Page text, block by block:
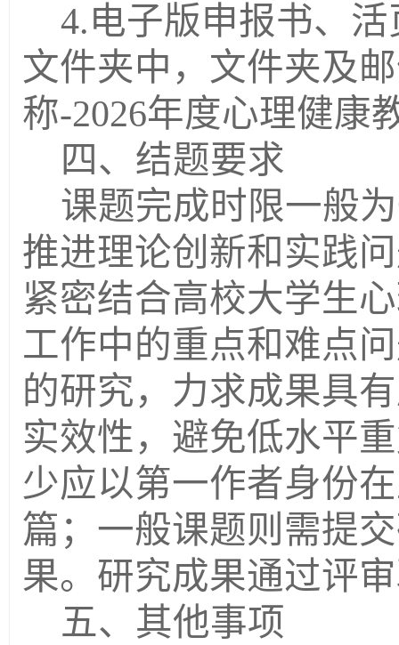
4.电子版申报书、
文件夹中，文件夹及
称-2026年度心理健康
四、结题要求
课题完成时限一般
推进理论创新和实践
紧密结合高校大学生
工作中的重点和难点
的研究，力求成果具
实效性，避免低水平
少应以第一作者身份
篇；一般课题则需提
果。研究成果通过评
五、其他事项